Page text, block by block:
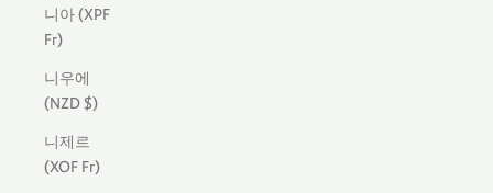
니아 (XPF
Fr)
니우에
(NZD $)
니제르
(XOF Fr)